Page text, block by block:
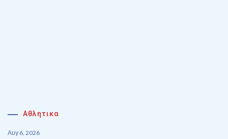
Αθλητικα
Αυγ 6, 2026